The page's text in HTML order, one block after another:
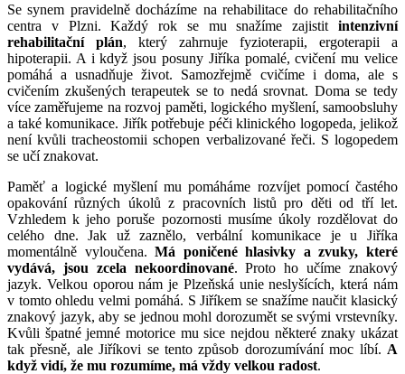
Se synem pravidelně docházíme na rehabilitace do rehabilitačního
centra v Plzni. Každý rok se mu snažíme zajistit intenzivní
rehabilitační plán, který zahrnuje fyzioterapii, ergoterapii a
hipoterapii. A i když jsou posuny Jiříka pomalé, cvičení mu velice
pomáhá a usnadňuje život. Samozřejmě cvičíme i doma, ale s
cvičením zkušených terapeutek se to nedá srovnat. Doma se tedy
více zaměřujeme na rozvoj paměti, logického myšlení, samoobsluhy
a také komunikace. Jiřík potřebuje péči klinického logopeda, jelikož
není kvůli tracheostomii schopen verbalizované řeči. S logopedem
se učí znakovat.
Paměť a logické myšlení mu pomáháme rozvíjet pomocí častého
opakování různých úkolů z pracovních listů pro děti od tří let.
Vzhledem k jeho poruše pozornosti musíme úkoly rozdělovat do
celého dne. Jak už zaznělo, verbální komunikace je u Jiříka
momentálně vyloučena.Má poničené hlasivky a zvuky, které
vydává, jsou zcela nekoordinované. Proto ho učíme znakový
jazyk. Velkou oporou nám je Plzeňská unie neslyšících, která nám
v tomto ohledu velmi pomáhá. S Jiříkem se snažíme naučit klasický
znakový jazyk, aby se jednou mohl dorozumět se svými vrstevníky.
Kvůli špatné jemné motorice mu sice nejdou některé znaky ukázat
tak přesně, ale Jiříkovi se tento způsob dorozumívání moc líbí. A
když vidí, že mu rozumíme, má vždy velkou radost.